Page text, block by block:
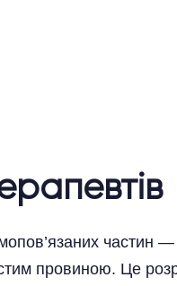
частин
провиною. Це